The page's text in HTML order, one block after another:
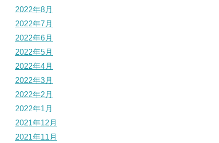
2022年8月
2022年7月
2022年6月
2022年5月
2022年4月
2022年3月
2022年2月
2022年1月
2021年12月
2021年11月